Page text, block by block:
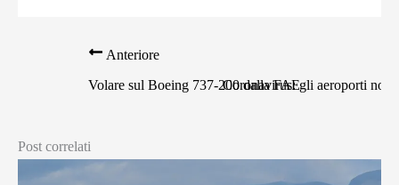
Anteriore
Volare sul Boeing 737-200 dalla FAECoronavirus: gli aeroporti non
Post correlati